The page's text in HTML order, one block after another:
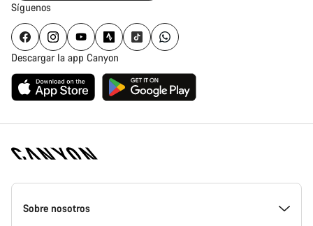
Síguenos
Descargar la app Canyon
Canyon
Homepage
Sobre nosotros